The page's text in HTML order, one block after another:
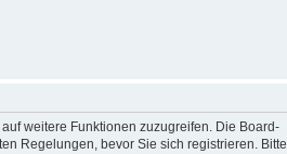
weitere Funktionen zuzugreifen. Die Board-
Regelungen, bevor Sie sich registrieren. Bitte